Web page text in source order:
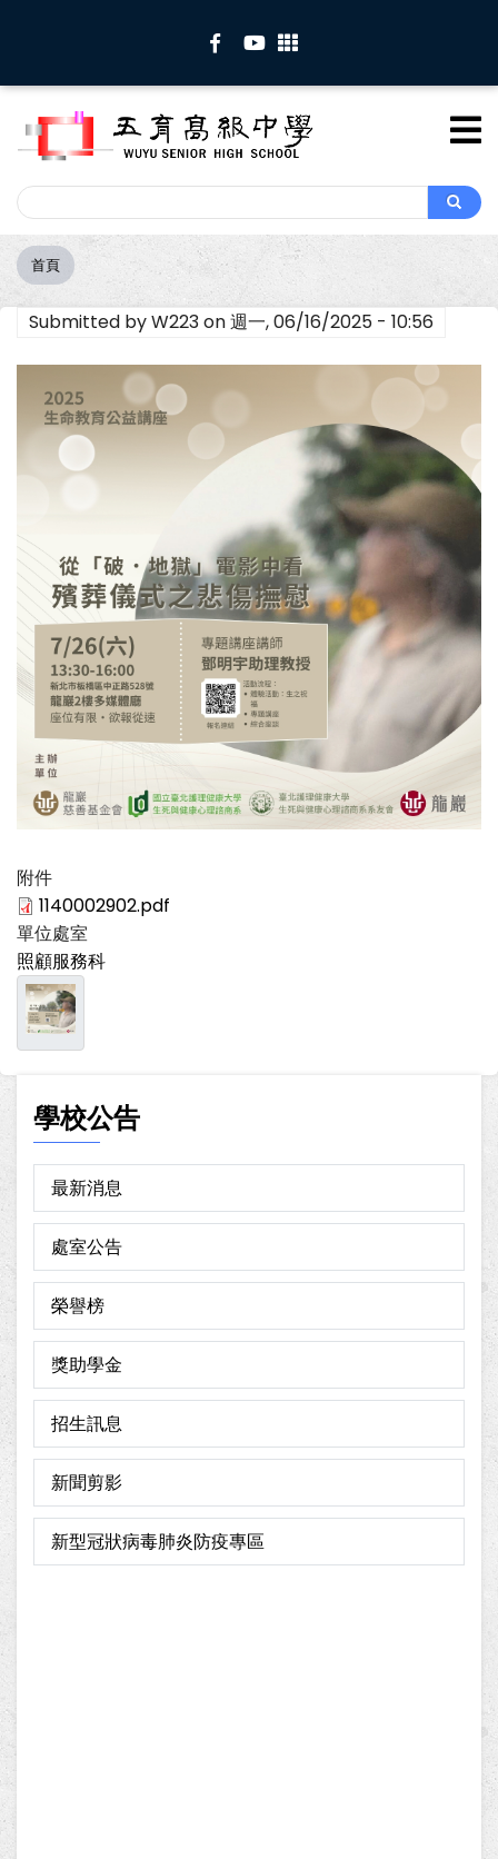
內
Search
Search
導
航
連
首頁
Submitted byW223on週一, 06/16/2025 - 10:56
附件
1140002902.pdf
單位處室
照顧服務科
學校公告
最新消息
處室公告
榮譽榜
獎助學金
招生訊息
新聞剪影
新型冠狀病毒肺炎防疫專區